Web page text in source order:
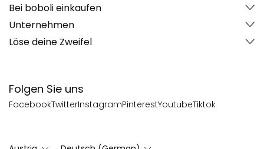
Folgen Sie uns
FacebookTwitterInstagramPinterestYoutubeTiktok
Bei boboli einkaufen
Unternehmen
Löse deine Zweifel